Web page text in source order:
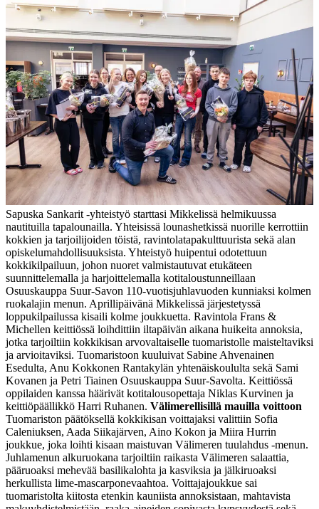
Sapuska Sankarit -yhteistyö starttasi Mikkelissä helmikuussa
nautituilla tapalounailla. Yhteisissä lounashetkissä nuorille kerrottiin
kokkien ja tarjoilijoiden töistä, ravintolatapakulttuurista sekä alan
opiskelumahdollisuuksista. Yhteistyö huipentui odotettuun
kokkikilpailuun, johon nuoret valmistautuvat etukäteen
suunnittelemalla ja harjoittelemalla kotitaloustunneillaan
Osuuskauppa Suur-Savon 110-vuotisjuhlavuoden kunniaksi kolmen
ruokalajin menun. Aprillipäivänä Mikkelissä järjestetyssä
loppukilpailussa kisaili kolme joukkuetta. Ravintola Frans &
Michellen keittiössä loihdittiin iltapäivän aikana huikeita annoksia,
jotka tarjoiltiin kokkikisan arvovaltaiselle tuomaristolle maisteltaviksi
ja arvioitaviksi. Tuomaristoon kuuluivat Sabine Ahvenainen
Esedulta, Anu Kokkonen Rantakylän yhtenäiskoululta sekä Sami
Kovanen ja Petri Tiainen Osuuskauppa Suur-Savolta. Keittiössä
oppilaiden kanssa häärivät kotitalousopettaja Niklas Kurvinen ja
keittiöpäällikkö Harri Ruhanen. Välimerellisillä mauilla voittoon
Tuomariston päätöksellä kokkikisan voittajaksi valittiin Sofia
Caleniuksen, Aada Siikajärven, Aino Kokon ja Miira Hurrin
joukkue, joka loihti kisaan maistuvan Välimeren tuulahdus -menun.
Juhlamenun alkuruokana tarjoiltiin raikasta Välimeren salaattia,
pääruoaksi mehevää basilikalohta ja kasviksia ja jälkiruoaksi
herkullista lime-mascarponevaahtoa. Voittajajoukkue sai
tuomaristolta kiitosta etenkin kauniista annoksistaan, mahtavista